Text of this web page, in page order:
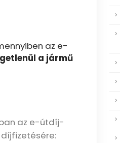
az e-
a jármű
az e-útdíj-